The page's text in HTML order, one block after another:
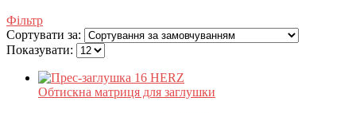
Фільтр
Сортувати за:
Показувати:
Обтискна матриця для заглушки